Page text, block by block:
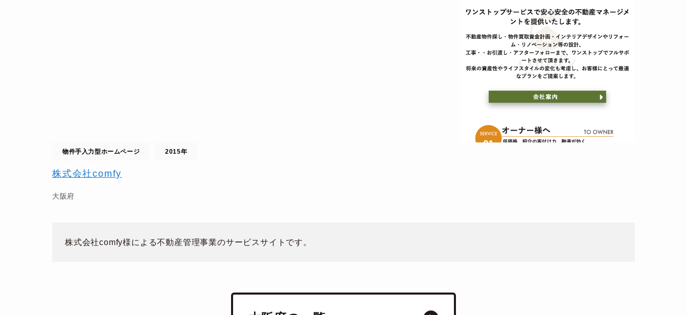
物件手入力型ホームページ 2015年
株式会社comfy
大阪府
株式会社comfy様による不動産管理事業のサービスサイトです。